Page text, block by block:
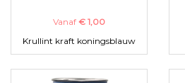
Vanaf € 1,00
Krullint kraft koningsblauw